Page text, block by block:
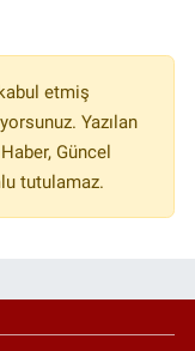
etmiş
Yazılan
Güncel
tutulamaz.